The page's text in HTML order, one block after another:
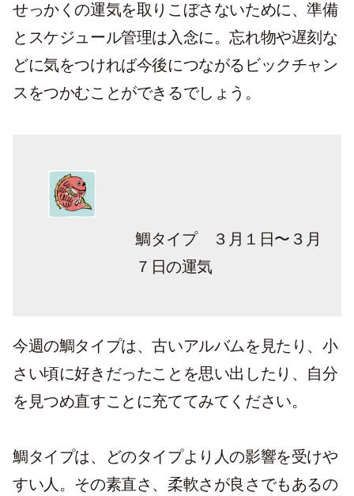
せっかくの運気を取りこぼさないために、準備
とスケジュール管理は入念に。忘れ物や遅刻な
どに気をつければ今後につながるビックチャン
スをつかむことができるでしょう。
鯛タイプ ３月１日〜３月
７日の運気
今週の鯛タイプは、古いアルバムを見たり、小
さい頃に好きだったことを思い出したり、自分
を見つめ直すことに充ててみてください。
鯛タイプは、どのタイプより人の影響を受けや
すい人。その素直さ、柔軟さが良さでもあるの